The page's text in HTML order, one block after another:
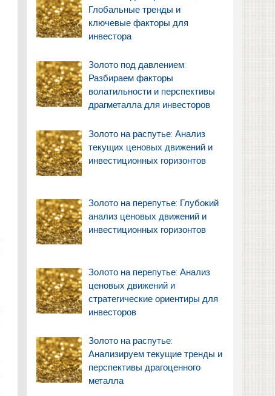
Глобальные тренды и
ключевые факторы для
инвестора
Золото под давлением:
Разбираем факторы
волатильности и перспективы
драгметалла для инвесторов
Золото на распутье: Анализ
текущих ценовых движений и
инвестиционных горизонтов
Золото на перепутье: Глубокий
анализ ценовых движений и
инвестиционных горизонтов
Золото на перепутье: Анализ
ценовых движений и
стратегические ориентиры для
инвесторов
Золото на распутье:
Анализируем текущие тренды и
перспективы драгоценного
металла